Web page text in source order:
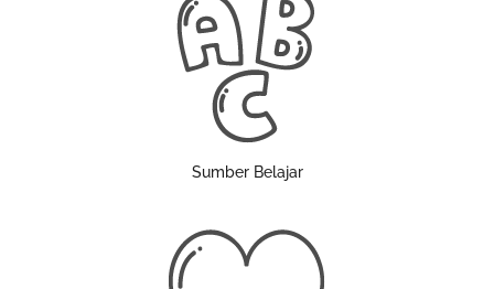
Sumber Belajar